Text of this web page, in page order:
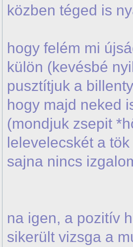
közben téged is
hogy felém mi
külön (kevésbé
pusztítjuk a
hogy majd neked
(mondjuk zsepit
lelevelecskét a
sajna nincs
na igen, a pozitív
sikerült vizsga a